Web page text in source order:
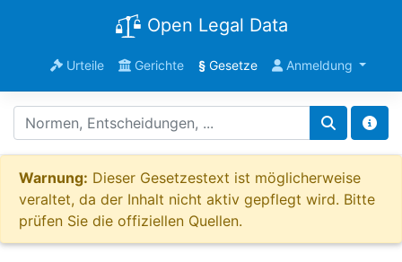
Open Legal Data
Urteile Gerichte §Gesetze Anmeldung
Warnung: Dieser Gesetzestext ist möglicherweise
veraltet, da der Inhalt nicht aktiv gepflegt wird. Bitte
prüfen Sie die offiziellen Quellen.